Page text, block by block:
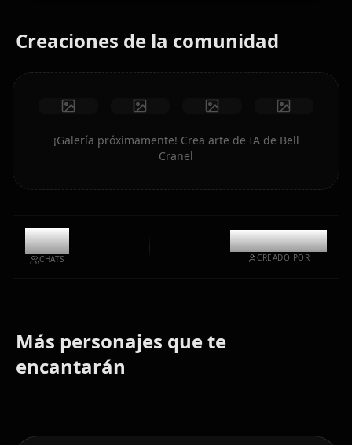
Creaciones de la comunidad
¡Galería próximamente! Crea arte de IA de Bell
Cranel
1.2k
CHATS
@kinayymon
CREADO POR
Más personajes que te
encantarán
Hestia